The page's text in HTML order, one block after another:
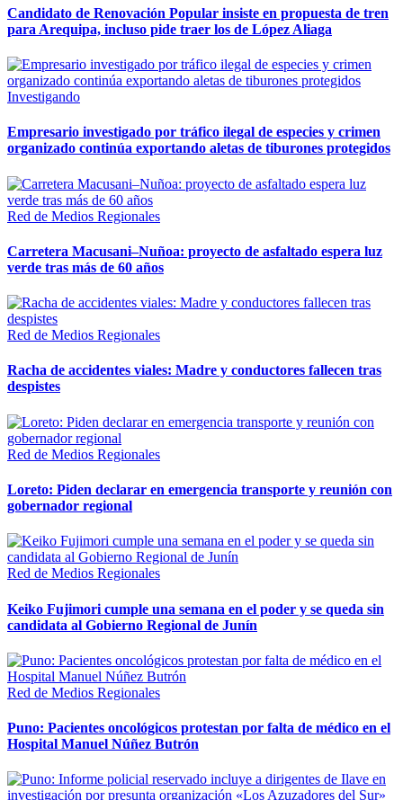
Candidato de Renovación Popular insiste en propuesta de tren
para Arequipa, incluso pide traer los de López Aliaga
Investigando
Empresario investigado por tráfico ilegal de especies y crimen
organizado continúa exportando aletas de tiburones protegidos
Red de Medios Regionales
Carretera Macusani–Nuñoa: proyecto de asfaltado espera luz
verde tras más de 60 años
Red de Medios Regionales
Racha de accidentes viales: Madre y conductores fallecen tras
despistes
Red de Medios Regionales
Loreto: Piden declarar en emergencia transporte y reunión con
gobernador regional
Red de Medios Regionales
Keiko Fujimori cumple una semana en el poder y se queda sin
candidata al Gobierno Regional de Junín
Red de Medios Regionales
Puno: Pacientes oncológicos protestan por falta de médico en el
Hospital Manuel Núñez Butrón